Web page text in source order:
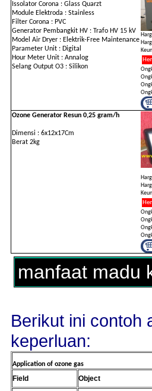
Issolator Corona : Glass Quarzt
Module Elektroda : Stainless
Filter Corona : PVC
Generator Pembangkit HV : Trafo HV 15 kV
Model Air Dryer : Elektrik-Free Maintenance
Parameter Unit : Digital
Hour Meter Unit : Annalog
Selang Output O3 : Silikon
Ozone Generator Resun 0,25 gram/h
Dimensi : 6x12x17Cm
Berat 2kg
manfaat madu
Berikut ini contoh
keperluan:
Application of ozone gas
Field Object